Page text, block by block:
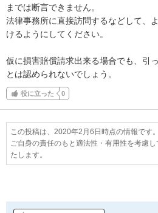
までは断言できません。
法律事務所に直接訪問するなどして、
けるようにしてください。
仮に損害賠償請求出来る場合でも、引
とは認められないでしょう。
役に立った 0
この投稿は、2020年2月6日時点の情報です。
ご自身の責任のもと適法性・有用性を考慮
たします。